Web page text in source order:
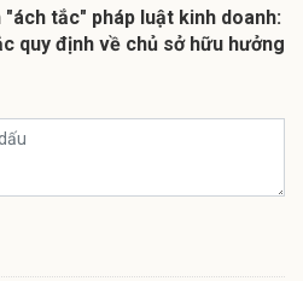
"ách tắc" pháp luật kinh doanh:
quy định về chủ sở hữu hưởng